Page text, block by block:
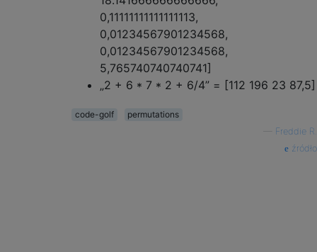
0,11111111111111113,
0,01234567901234568,
0,01234567901234568,
5,765740740740741]
„2 + 6 * 7 * 2 + 6/4” = [112 196 23 87,5]
code-golf
permutations
Freddie R.
źródło